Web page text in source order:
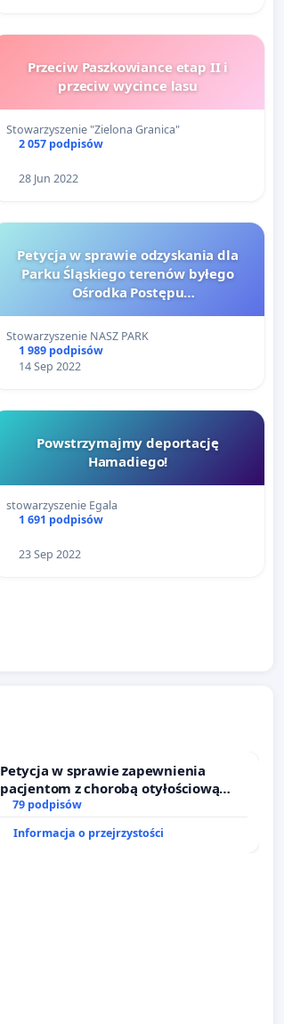
Przeciw Paszkowiance etap II i
przeciw wycince lasu
Stowarzyszenie "Zielona Granica"
2 057 podpisów
28 Jun 2022
Petycja w sprawie odzyskania dla
Parku Śląskiego terenów byłego
Ośrodka Postępu
Targów Katowickich
Stowarzyszenie NASZ PARK
1 989 podpisów
14 Sep 2022
Powstrzymajmy deportację
Hamadiego!
stowarzyszenie Egala
1 691 podpisów
23 Sep 2022
Petycja w sprawie zapewnienia
pacjentom z chorobą otyłościową
dostępu do kompleksowego leczenia
oraz programów profilaktycznych.
79 podpisów
Informacja o przejrzystości